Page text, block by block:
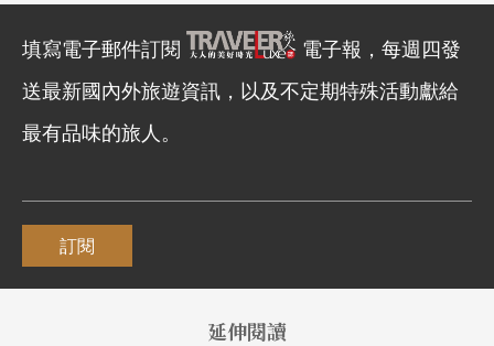
填寫電子郵件訂閱
電子報，每週四發
送最新國內外旅遊資訊，以及不定期特殊活動獻給
最有品味的旅人。
訂閱
延伸閱讀